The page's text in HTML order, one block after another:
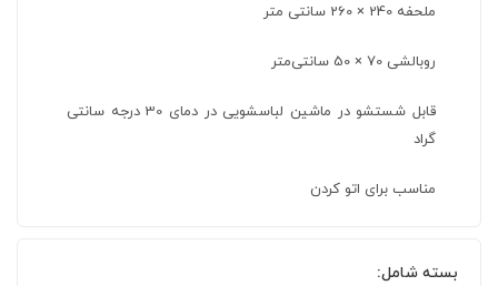
ملحفه 240 × 260 سانتی متر
روبالشی 70 × 50 سانتی‌متر
قابل شستشو در ماشین لباسشویی در دمای 30 درجه سانتی
گراد
مناسب برای اتو کردن
بسته شامل: